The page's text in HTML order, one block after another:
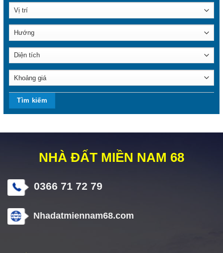
NHÀ ĐẤT MIỀN NAM 68
0366 71 72 79
Nhadatmiennam68.com